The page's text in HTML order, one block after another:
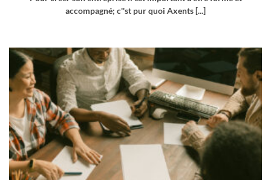
accompagné; c''st pur quoi Axents [...]